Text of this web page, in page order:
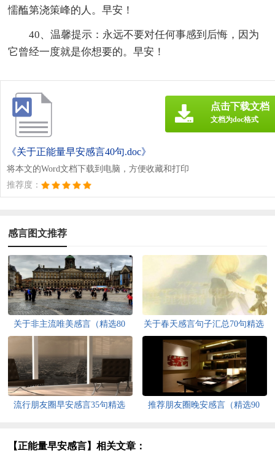
懦醢第浇策峰的人。早安！
40、温馨提示：永远不要对任何事感到后悔，因为
它曾经一度就是你想要的。早安！
《关于正能量早安感言40句.doc》
将本文的Word文档下载到电脑，方便收藏和打印
推荐度：
点击下载文档
文档为doc格式
感言图文推荐
关于非主流唯美感言（精选80
句）
关于春天感言句子汇总70句精选
流行朋友圈早安感言35句精选
推荐朋友圈晚安感言（精选90
【正能量早安感言】相关文章：